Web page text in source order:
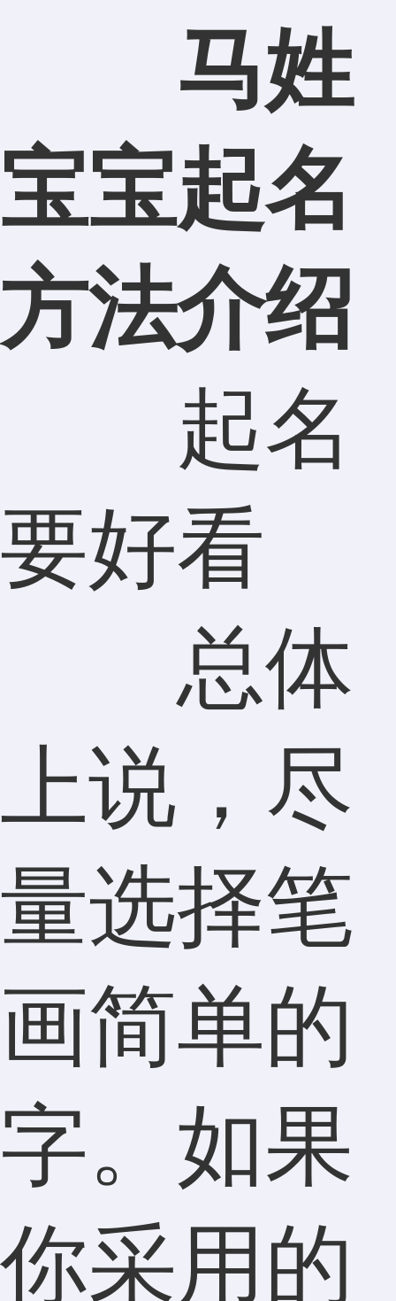
马姓
宝宝起名
方法介绍
起名
要好看
总体
上说，尽
量选择笔
画简单的
字。如果
你采用的